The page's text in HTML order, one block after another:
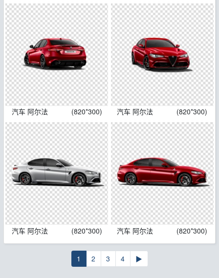
汽车 阿尔法 (820*300) 汽车 阿尔法 (820*300)
汽车 阿尔法 (820*300) 汽车 阿尔法 (820*300)
1 2 3 4 ▶